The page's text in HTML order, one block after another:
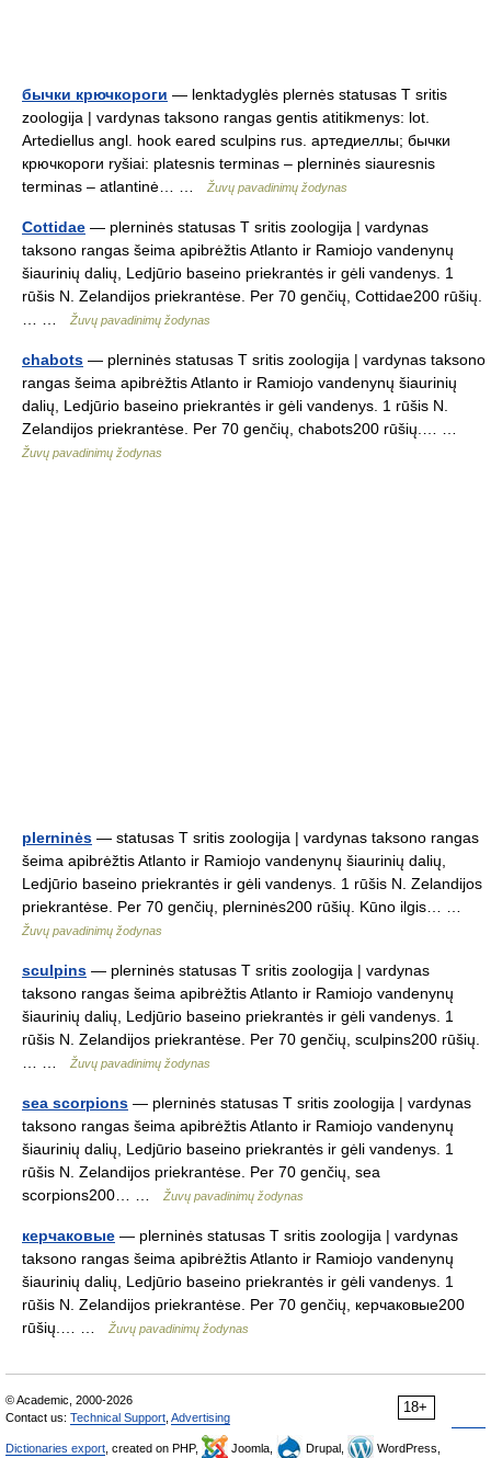
бычки крючкороги — lenktadyglės plernės statusas T sritis
zoologija | vardynas taksono rangas gentis atitikmenys: lot.
Artediellus angl. hook eared sculpins rus. артедиеллы; бычки
крючкороги ryšiai: platesnis terminas – plerninės siauresnis
terminas – atlantinė… …
Žuvų pavadinimų žodynas
Cottidae — plerninės statusas T sritis zoologija | vardynas
taksono rangas šeima apibrėžtis Atlanto ir Ramiojo vandenynų
šiaurinių dalių, Ledjūrio baseino priekrantės ir gėli vandenys. 1
rūšis N. Zelandijos priekrantėse. Per 70 genčių, Cottidae200 rūšių.
Žuvų pavadinimų žodynas
chabots — plerninės statusas T sritis zoologija | vardynas taksono
rangas šeima apibrėžtis Atlanto ir Ramiojo vandenynų šiaurinių
dalių, Ledjūrio baseino priekrantės ir gėli vandenys. 1 rūšis N.
Zelandijos priekrantėse. Per 70 genčių, chabots200 rūšių.… …
Žuvų pavadinimų žodynas
plerninės — statusas T sritis zoologija | vardynas taksono rangas
šeima apibrėžtis Atlanto ir Ramiojo vandenynų šiaurinių dalių,
Ledjūrio baseino priekrantės ir gėli vandenys. 1 rūšis N. Zelandijos
priekrantėse. Per 70 genčių, plerninės200 rūšių. Kūno ilgis… …
Žuvų pavadinimų žodynas
sculpins — plerninės statusas T sritis zoologija | vardynas
taksono rangas šeima apibrėžtis Atlanto ir Ramiojo vandenynų
šiaurinių dalių, Ledjūrio baseino priekrantės ir gėli vandenys. 1
rūšis N. Zelandijos priekrantėse. Per 70 genčių, sculpins200 rūšių.
Žuvų pavadinimų žodynas
sea scorpions — plerninės statusas T sritis zoologija | vardynas
taksono rangas šeima apibrėžtis Atlanto ir Ramiojo vandenynų
šiaurinių dalių, Ledjūrio baseino priekrantės ir gėli vandenys. 1
rūšis N. Zelandijos priekrantėse. Per 70 genčių, sea
scorpions200… …
Žuvų pavadinimų žodynas
керчаковые — plerninės statusas T sritis zoologija | vardynas
taksono rangas šeima apibrėžtis Atlanto ir Ramiojo vandenynų
šiaurinių dalių, Ledjūrio baseino priekrantės ir gėli vandenys. 1
rūšis N. Zelandijos priekrantėse. Per 70 genčių, керчаковые200
rūšių.… …
Žuvų pavadinimų žodynas
18+
© Academic, 2000-2026
Contact us: Technical Support Advertising
Dictionaries export , created on PHP, Joomla, Drupal, WordPress,